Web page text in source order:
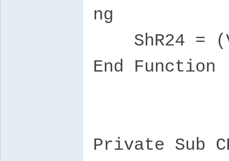
ng
ShR24 =
End Function
Private Sub